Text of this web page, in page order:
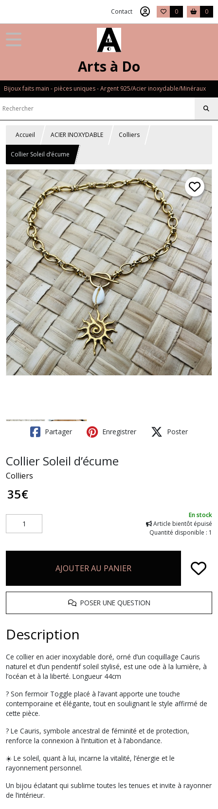
Contact 0 0
Arts à Do
Bijoux faits main - pièces uniques - Argent 925/Acier inoxydable/Minéraux
Accueil ACIER INOXYDABLE Colliers
Collier Soleil d’écume
Partager Enregistrer Poster
Collier Soleil d’écume
Colliers
35€
En stock
Article bientôt épuisé
Quantité disponible : 1
AJOUTER AU PANIER
POSER UNE QUESTION
Description
Ce collier en acier inoxydable doré, orné d’un coquillage Cauris
naturel et d’un pendentif soleil stylisé, est une ode à la lumière, à
l’océan et à la liberté. Longueur 44cm
? Son fermoir Toggle placé à l’avant apporte une touche
contemporaine et élégante, tout en soulignant le style affirmé de
cette pièce.
? Le Cauris, symbole ancestral de féminité et de protection,
renforce la connexion à l’intuition et à l’abondance.
☀️ Le soleil, quant à lui, incarne la vitalité, l’énergie et le
rayonnement personnel.
Un bijou éclatant qui sublime toutes les tenues et invite à rayonner
de l’intérieur.